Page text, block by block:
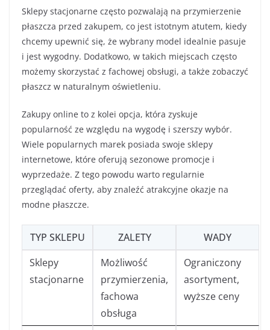
Sklepy stacjonarne często pozwalają na przymierzenie
płaszcza przed zakupem, co jest istotnym atutem, kiedy
chcemy upewnić się, że wybrany model idealnie pasuje
i jest wygodny. Dodatkowo, w takich miejscach często
możemy skorzystać z fachowej obsługi, a także zobaczyć
płaszcz w naturalnym oświetleniu.
Zakupy online to z kolei opcja, która zyskuje
popularność ze względu na wygodę i szerszy wybór.
Wiele popularnych marek posiada swoje sklepy
internetowe, które oferują sezonowe promocje i
wyprzedaże. Z tego powodu warto regularnie
przeglądać oferty, aby znaleźć atrakcyjne okazje na
modne płaszcze.
TYP SKLEPU ZALETY
WADY
Sklepy
stacjonarne
Możliwość
przymierzenia,
fachowa
obsługa
Ograniczony
asortyment,
wyższe ceny